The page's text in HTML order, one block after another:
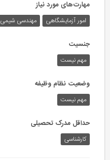
مهارت‌های مورد نیاز
امور آزمایشگاهی مهندسی شیمی
جنسیت
مهم نیست
وضعیت نظام وظیفه
مهم‌ نیست
حداقل مدرک تحصیلی
کارشناسی